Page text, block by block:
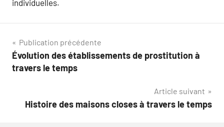
individuelles.
Navigation
de
Publication précédente
Évolution des établissements de prostitution à
travers le temps
Article suivant
Histoire des maisons closes à travers le temps